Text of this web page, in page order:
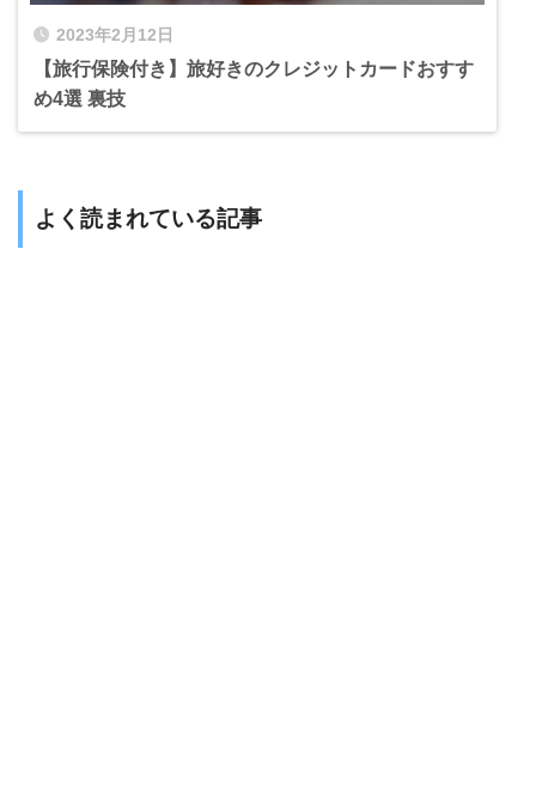
2023年2月12日
【旅行保険付き】旅好きのクレジットカードおすす
め4選 裏技
よく読まれている記事